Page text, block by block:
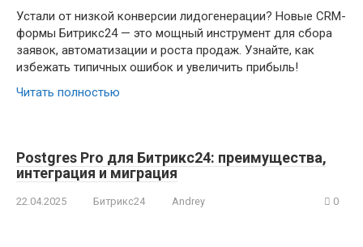
Устали от низкой конверсии лидогенерации? Новые CRM-
формы Битрикс24 — это мощный инструмент для сбора
заявок, автоматизации и роста продаж. Узнайте, как
избежать типичных ошибок и увеличить прибыль!
Читать полностью
Postgres Pro для Битрикс24: преимущества,
интеграция и миграция
22.04.2025 Битрикс24 Andrey 0